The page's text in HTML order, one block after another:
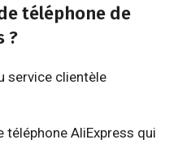
téléphone de
?
service clientèle
téléphone AliExpress qui